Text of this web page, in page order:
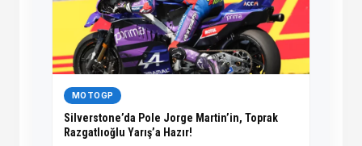
MOTOGP
Silverstone’da Pole Jorge Martin’in, Toprak
Razgatlıoğlu Yarış’a Hazır!